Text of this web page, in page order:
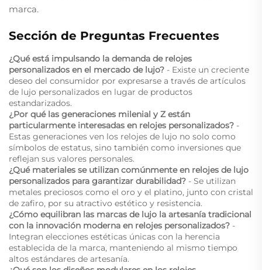
marca.
Sección de Preguntas Frecuentes
¿Qué está impulsando la demanda de relojes
personalizados en el mercado de lujo? - Existe un creciente
deseo del consumidor por expresarse a través de artículos
de lujo personalizados en lugar de productos
estandarizados.
¿Por qué las generaciones milenial y Z están
particularmente interesadas en relojes personalizados? -
Estas generaciones ven los relojes de lujo no solo como
símbolos de estatus, sino también como inversiones que
reflejan sus valores personales.
¿Qué materiales se utilizan comúnmente en relojes de lujo
personalizados para garantizar durabilidad? - Se utilizan
metales preciosos como el oro y el platino, junto con cristal
de zafiro, por su atractivo estético y resistencia.
¿Cómo equilibran las marcas de lujo la artesanía tradicional
con la innovación moderna en relojes personalizados? -
Integran elecciones estéticas únicas con la herencia
establecida de la marca, manteniendo al mismo tiempo
altos estándares de artesanía.